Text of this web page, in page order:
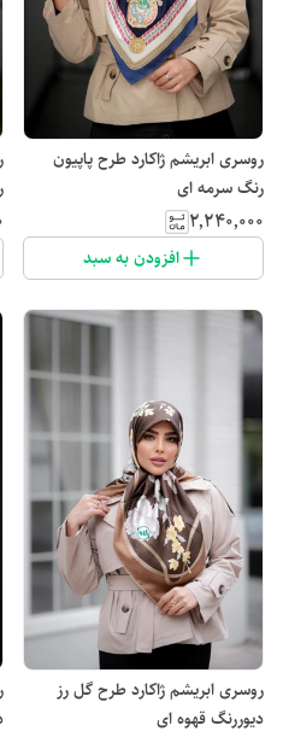
روسری ابریشم ژاکارد طرح پاپیون
رنگ سرمه ای
۲٬۲۴۰٬۰۰۰
افزودن به سبد
روسری ابریشم ژاکارد طرح گل رز
دیوررنگ قهوه ای